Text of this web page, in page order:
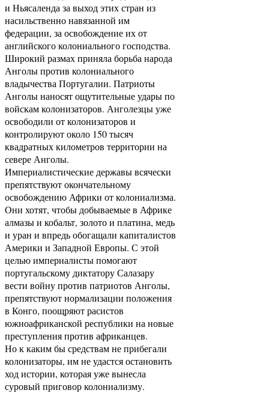
и Ньясаленда за выход этих стран из
насильственно навязанной им
федерации, за освобождение их от
английского колониального господства.
Широкий размах приняла борьба народа
Анголы против колониального
владычества Португалии. Патриоты
Анголы наносят ощутительные удары по
войскам колонизаторов. Анголезцы уже
освободили от колонизаторов и
контролируют около 150 тысяч
квадратных километров территории на
севере Анголы.
Империалистические державы всячески
препятствуют окончательному
освобождению Африки от колониализма.
Они хотят, чтобы добываемые в Африке
алмазы и кобальт, золото и платина, медь
и уран и впредь обогащали капиталистов
Америки и Западной Европы. С этой
целью империалисты помогают
португальскому диктатору Салазару
вести войну против патриотов Анголы,
препятствуют нормализации положения
в Конго, поощряют расистов
южноафриканской республики на новые
преступления против африканцев.
Но к каким бы средствам не прибегали
колонизаторы, им не удастся остановить
ход истории, которая уже вынесла
суровый приговор колониализму.